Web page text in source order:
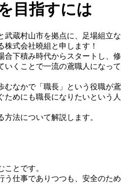
目指すには
武蔵村山市を拠点に、足場組立な
株式会社曉組と申します！
合下積み時代からスタートし、修
いくことで一流の鳶職人になって
むなかで「職長」という役職が鳶
ためにも職長になりたいという人
法について解説します。
とです。
う仕事でありつつも、安全のため